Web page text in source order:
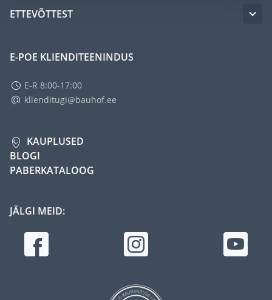
ETTEVÕTTEST
E-POE KLIENDITEENINDUS
E-R 8:00-17:00
klienditugi@bauhof.ee
KAUPLUSED
BLOGI
PABERKATALOOG
JÄLGI MEID: